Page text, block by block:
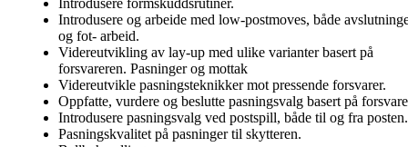
Introdusere formskuddsrutiner.
Introdusere og arbeide med low-postmoves, både
og fot- arbeid.
Videreutvikling av lay-up med ulike varianter basert på
forsvareren. Pasninger og mottak
Videreutvikle pasningsteknikker mot pressende forsvarer.
Oppfatte, vurdere og beslutte pasningsvalg basert på
Introdusere pasningsvalg ved postspill, både til og fra posten.
Pasningskvalitet på pasninger til skytteren.